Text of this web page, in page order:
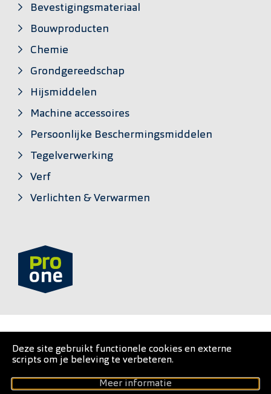
Deze site gebruikt functionele cookies en externe
scripts om je beleving te verbeteren.
Meer informatie
Bevestigingsmateriaal
Bouwproducten
Chemie
Grondgereedschap
Hijsmiddelen
Machine accessoires
Persoonlijke Beschermingsmiddelen
Tegelverwerking
Verf
Verlichten & Verwarmen